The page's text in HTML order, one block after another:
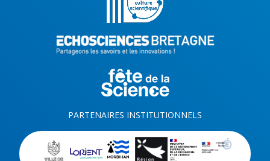
PARTENAIRES INSTITUTIONNELS